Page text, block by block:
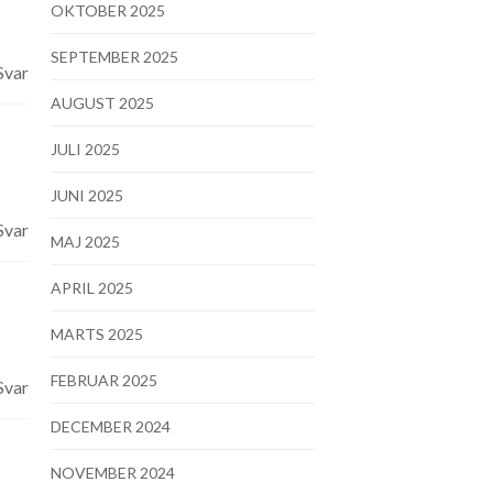
OKTOBER 2025
SEPTEMBER 2025
AUGUST 2025
JULI 2025
JUNI 2025
MAJ 2025
APRIL 2025
MARTS 2025
FEBRUAR 2025
DECEMBER 2024
NOVEMBER 2024